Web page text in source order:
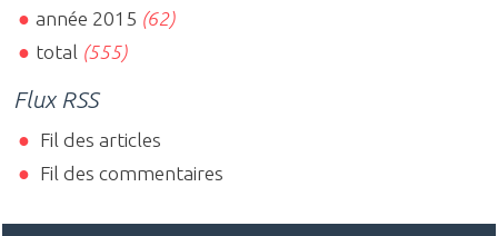
année 2015 (62)
total (555)
Flux RSS
Fil des articles
Fil des commentaires